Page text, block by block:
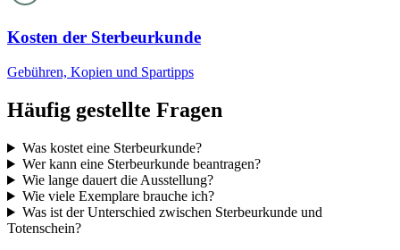
Kosten der Sterbeurkunde
Gebühren, Kopien und Spartipps
Häufig gestellte Fragen
Was kostet eine Sterbeurkunde?
Wer kann eine Sterbeurkunde beantragen?
Wie lange dauert die Ausstellung?
Wie viele Exemplare brauche ich?
Was ist der Unterschied zwischen Sterbeurkunde und
Totenschein?